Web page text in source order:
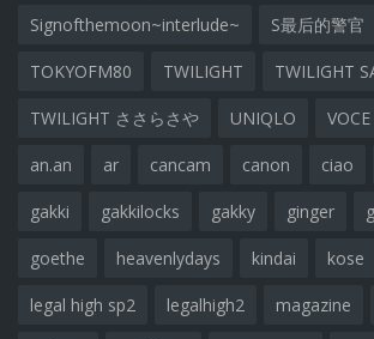
Signofthemoon~interlude~ S最后的警官
TOKYOFM80 TWILIGHT TWILIGHT
TWILIGHT ささらさや UNIQLO VOCE
an.an ar cancam canon ciao
gakki gakkilocks gakky ginger
goethe heavenlydays kindai kose
legal high sp2 legalhigh2 magazine